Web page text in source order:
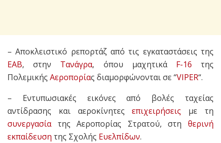
– Αποκλειστικό ρεπορτάζ από τις εγκαταστάσεις της
ΕΑΒ, στην Τανάγρα, όπου μαχητικά F-16 της
Πολεμικής Αεροπορίας διαμορφώνονται σε “VIPER“.
– Εντυπωσιακές εικόνες από βολές ταχείας
αντίδρασης και αεροκίνητεςεπιχειρήσεις με τη
συνεργασίατης Αεροπορίας Στρατού, στη θερινή
εκπαίδευση της Σχολής Ευελπίδων.